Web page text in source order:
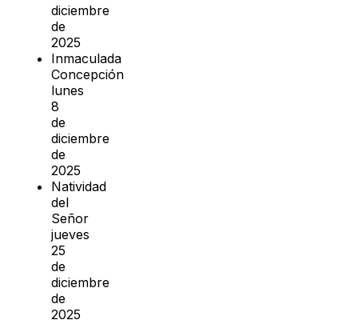
diciembre
de
2025
Inmaculada
Concepción
lunes
8
de
diciembre
de
2025
Natividad
del
Señor
jueves
25
de
diciembre
de
2025